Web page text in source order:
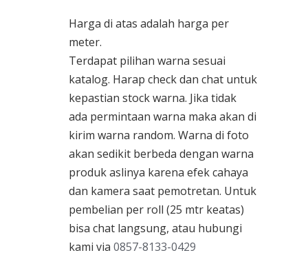
Harga di atas adalah harga per
meter.
Terdapat pilihan warna sesuai
katalog. Harap check dan chat untuk
kepastian stock warna. Jika tidak
ada permintaan warna maka akan di
kirim warna random. Warna di foto
akan sedikit berbeda dengan warna
produk aslinya karena efek cahaya
dan kamera saat pemotretan. Untuk
pembelian per roll (25 mtr keatas)
bisa chat langsung, atau hubungi
kami via 0857-8133-0429